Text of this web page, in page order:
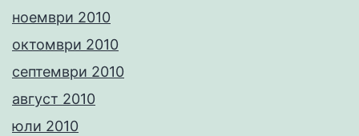
ноември 2010
октомври 2010
септември 2010
август 2010
юли 2010